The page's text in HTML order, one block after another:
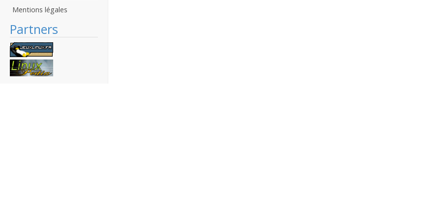
Mentions légales
Partners